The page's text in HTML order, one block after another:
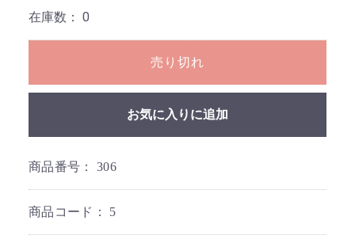
在庫数： 0
売り切れ
お気に入りに追加
商品番号： 306
商品コード： 5